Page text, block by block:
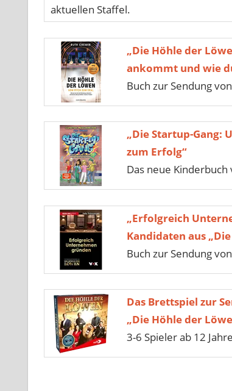
aktuellen Staffel.
„Die Höhle der
ankommt und wie
Buch zur Sendung
„Die Startup-Gang:
zum Erfolg“
Das neue
„Erfolgreich
Kandidaten aus
Buch zur Sendung
Das Brettspiel zur
„Die Höhle der
3-6 Spieler ab 12